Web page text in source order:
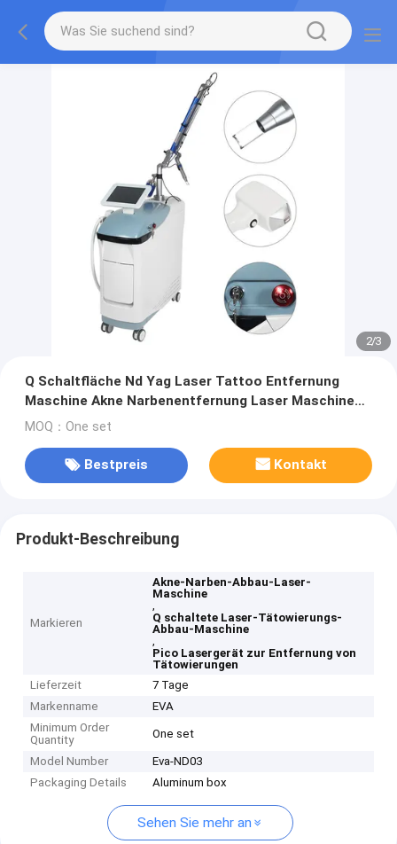
2/3
Q Schaltfläche Nd Yag Laser Tattoo Entfernung
Maschine Akne Narbenentfernung Laser Maschine
Pico Laser Maschine
MOQ：One set
Bestpreis Kontakt
Produkt-Beschreibung
Markieren
Akne-Narben-Abbau-Laser-
Maschine
,
Q schaltete Laser-Tätowierungs-
Abbau-Maschine
,
Pico Lasergerät zur Entfernung von
Tätowierungen
Lieferzeit
7 Tage
Markenname
EVA
Minimum Order
Quantity
One set
Model Number
Eva-ND03
Packaging Details
Aluminum box
Sehen Sie mehr an